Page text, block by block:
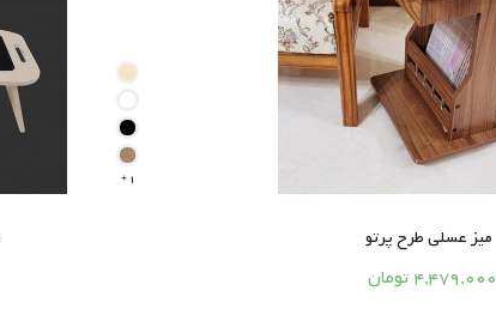
میز عسلی طرح پرتو


4,479,000 تومان
1
